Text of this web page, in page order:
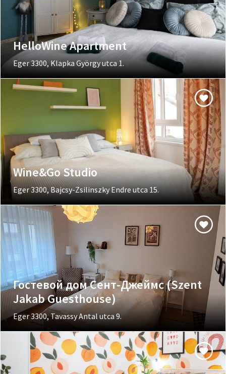
HelloWine Apartment
Eger 3300, Klapka György utca 1.
Wine&Go Studio
Eger 3300, Bajcsy-Zsilinszky Endre utca 15.
Гостевой дом Сент-Джеймс (Szent
Jakab Guesthouse)
Eger 3300, Tavassy Antal utca 9.